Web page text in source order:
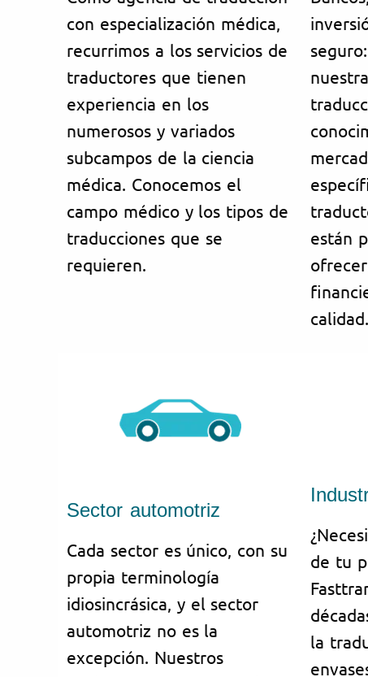
con especialización médica,
recurrimos a los servicios de
traductores que tienen
experiencia en los
numerosos y variados
subcampos de la ciencia
médica. Conocemos el
campo médico y los tipos de
traducciones que se
requieren.
están
calidad.
Sector automotriz
Cada sector es único, con su
propia terminología
idiosincrásica, y el sector
automotriz no es la
excepción. Nuestros
de tu
la